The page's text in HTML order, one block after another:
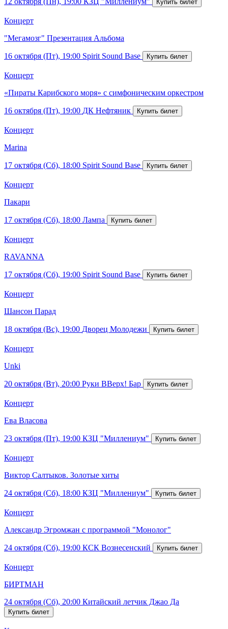
Концерт
"Мегамозг" Презентация Альбома
16 октября (Пт), 19:00 Spirit Sound Base
Концерт
«Пираты Карибского моря» с симфоническим оркестром
16 октября (Пт), 19:00 ДК Нефтяник
Концерт
Marina
17 октября (Сб), 18:00 Spirit Sound Base
Концерт
Пакари
17 октября (Сб), 18:00 Лампа
Концерт
RAVANNA
17 октября (Сб), 19:00 Spirit Sound Base
Концерт
Шансон Парад
18 октября (Вс), 19:00 Дворец Молодежи
Концерт
Unki
20 октября (Вт), 20:00 Руки ВВерх! Бар
Концерт
Ева Власова
23 октября (Пт), 19:00 КЗЦ "Миллениум"
Концерт
Виктор Салтыков. Золотые хиты
24 октября (Сб), 18:00 КЗЦ "Миллениум"
Концерт
Александр Эгромжан с программой "Монолог"
24 октября (Сб), 19:00 КСК Вознесенский
Концерт
БИРТМАН
24 октября (Сб), 20:00 Китайский летчик Джао Да